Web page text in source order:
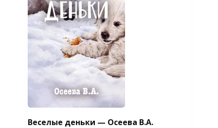
Веселые деньки — Осеева В.А.